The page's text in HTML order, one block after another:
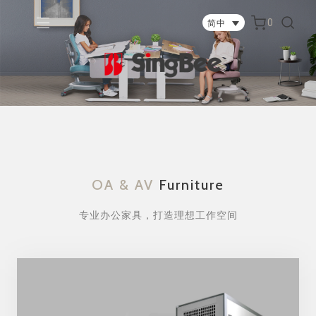
简中 0
OA & AV Furniture
专业办公家具，打造理想工作空间